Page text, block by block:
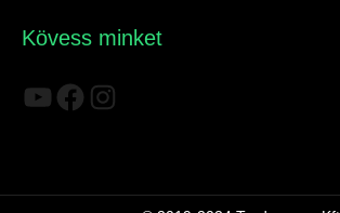
Kövess minket
YouTube
Facebook
Instagram